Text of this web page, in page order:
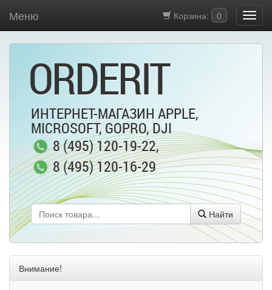
Корзина: 0
Меню
ORDERIT
ИНТЕРНЕТ-МАГАЗИН APPLE,
MICROSOFT, GOPRO, DJI
8 (495) 120-19-22,
8 (495) 120-16-29
Найти
Внимание!